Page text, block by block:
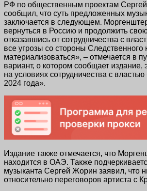
РФ по общественным проектам
сообщил, что суть предложенных
заключается в следующем.
вернуться в Россию и продолжить
отказавшись от сотрудничества с
все угрозы со стороны Следственного
материализоваться», – отмечается в
вариант, о котором сообщает издание,
на условиях сотрудничества с
2024 года».
Издание также отмечается, что
находится в ОАЭ. Также
музыканта Сергей Жорин заявил, что
относительно переговоров артиста с